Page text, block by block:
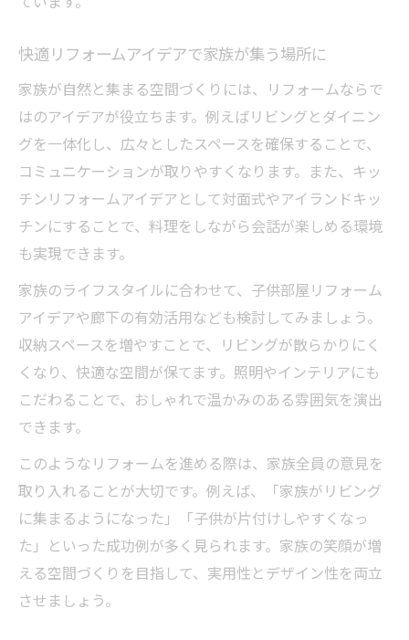
快適リフォームアイデアで家族が集う場所に
家族が自然と集まる空間づくりには、リフォームならで
はのアイデアが役立ちます。例えばリビングとダイニン
グを一体化し、広々としたスペースを確保することで、
コミュニケーションが取りやすくなります。また、キッ
チンリフォームアイデアとして対面式やアイランドキッ
チンにすることで、料理をしながら会話が楽しめる環境
も実現できます。
家族のライフスタイルに合わせて、子供部屋リフォーム
アイデアや廊下の有効活用なども検討してみましょう。
収納スペースを増やすことで、リビングが散らかりにく
くなり、快適な空間が保てます。照明やインテリアにも
こだわることで、おしゃれで温かみのある雰囲気を演出
できます。
このようなリフォームを進める際は、家族全員の意見を
取り入れることが大切です。例えば、「家族がリビング
に集まるようになった」「子供が片付けしやすくなっ
た」といった成功例が多く見られます。家族の笑顔が増
える空間づくりを目指して、実用性とデザイン性を両立
させましょう。